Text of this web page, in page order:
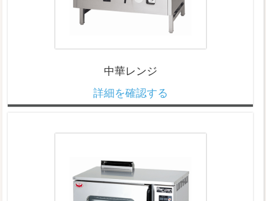
中華レンジ
詳細を確認する